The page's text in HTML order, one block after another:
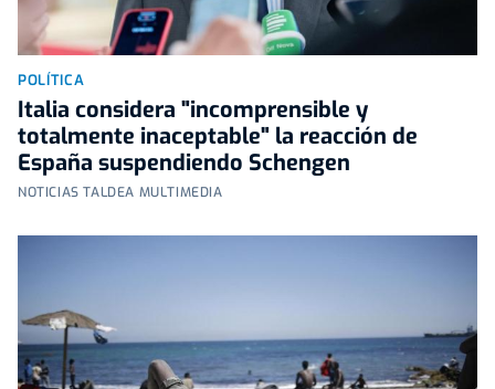
POLÍTICA
Italia considera "incomprensible y
totalmente inaceptable" la reacción de
España suspendiendo Schengen
NOTICIAS TALDEA MULTIMEDIA